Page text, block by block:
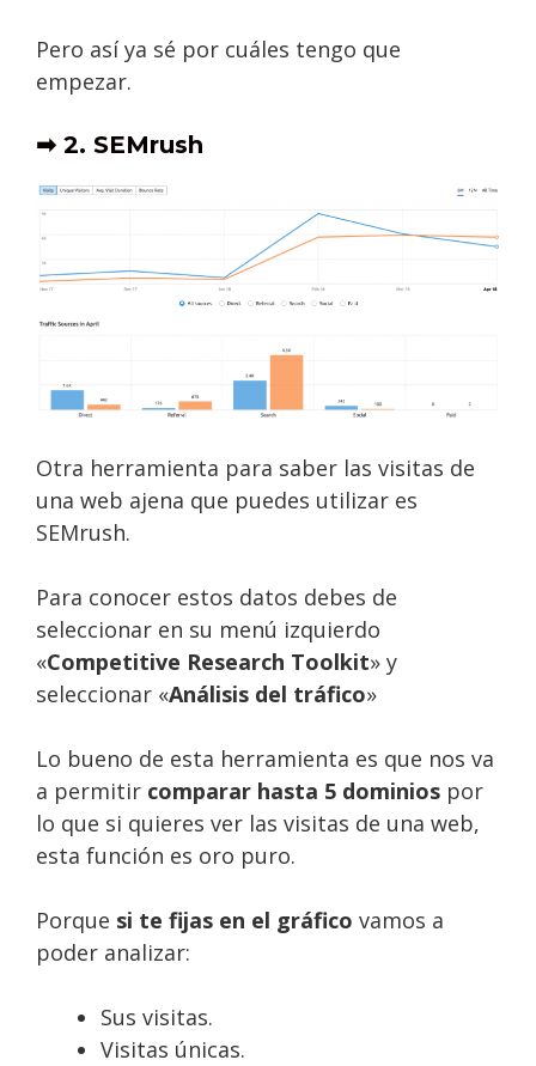
Pero así ya sé por cuáles tengo que
empezar.
➡ 2. SEMrush
Otra herramienta para saber las visitas de
una web ajena que puedes utilizar es
SEMrush.
Para conocer estos datos debes de
seleccionar en su menú izquierdo
«Competitive Research Toolkit» y
seleccionar «Análisis del tráfico»
Lo bueno de esta herramienta es que nos va
a permitir comparar hasta 5 dominios por
lo que si quieres ver las visitas de una web,
esta función es oro puro.
Porque si te fijas en el gráfico vamos a
poder analizar:
Sus visitas.
Visitas únicas.